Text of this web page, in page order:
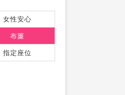
女性安心
布簾
指定座位